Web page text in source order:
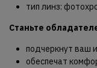
тип линз:
Станьте
подчеркнут ваш
обеспечат